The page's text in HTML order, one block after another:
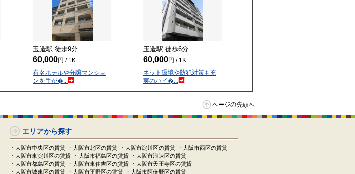
玉造駅 徒歩9分
60,000円 / 1K
有名ホテルや分譲マンショ
ンを手が�...
玉造駅 徒歩6分
60,000円 / 1K
ネット環境や防犯対策も充
実のハイ�...
ページの先頭へ
エリアから探す
・大阪市中央区の賃貸 ・大阪市北区の賃貸 ・大阪市淀川区の賃貸
・大阪市西区の賃貸
・大阪市東淀川区の賃貸
・大阪市福島区の賃貸
・大阪市浪速区の賃貸
・大阪市都島区の賃貸
・大阪市東住吉区の賃貸
・大阪市天王寺区の賃貸
・大阪市城東区の賃貸
・大阪市平野区の賃貸
・大阪市阿倍野区の賃貸